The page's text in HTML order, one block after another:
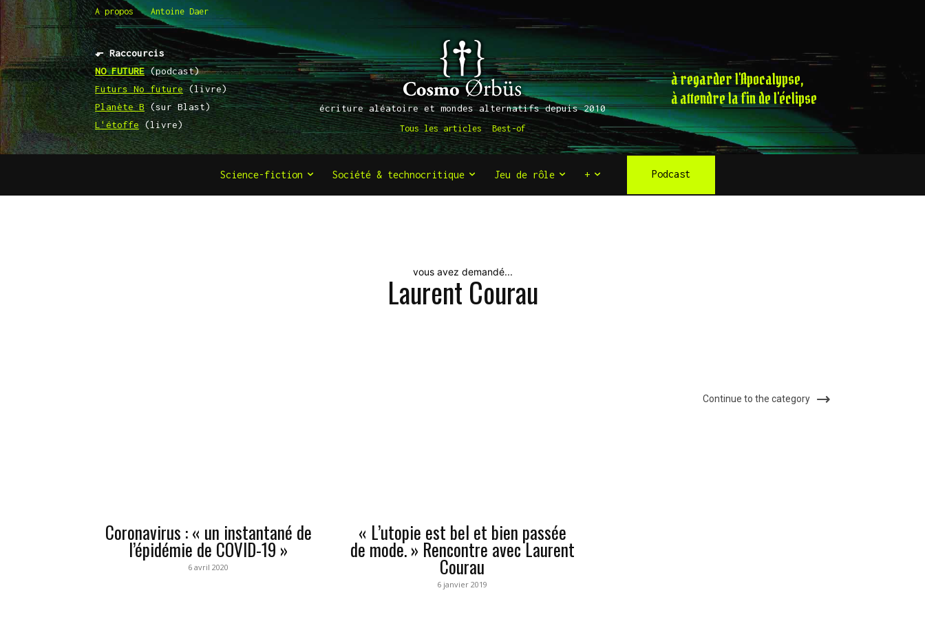
A propos Antoine Daer
⬐ Raccourcis
NO FUTURE(podcast)
Futurs No future(livre)
Planète B(sur Blast)
L'étoffe(livre)
écriture aléatoire et mondes alternatifs depuis 2010
Tous les articles Best-of
à regarder l'Apocalypse,
à attendre la fin de l'éclipse
Science-fiction Société & technocritique Jeu de rôle + Podcast
vous avez demandé...
Laurent Courau
Continue to the category
Coronavirus : « un instantané de
l’épidémie de COVID-19 »
6 avril 2020
« L’utopie est bel et bien passée
de mode. » Rencontre avec Laurent
Courau
6 janvier 2019